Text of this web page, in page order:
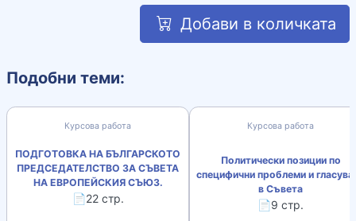
Добави в количката
Подобни теми:
Курсова работа
ПОДГОТОВКА НА БЪЛГАРСКОТО
ПРЕДСЕДАТЕЛСТВО ЗА СЪВЕТА
НА ЕВРОПЕЙСКИЯ СЪЮЗ.
📄22 стр.
Курсова работа
Политически позиции по
специфични проблеми и
в Съвета
📄9 стр.